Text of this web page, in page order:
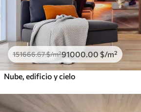
151666.67$/m²91000 .00 $/m²
Nube, edificio y cielo